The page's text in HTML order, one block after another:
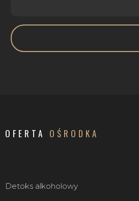
OFERTA OŚRODKA
Detoks alkoholowy